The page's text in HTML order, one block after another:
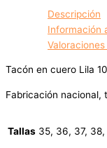
Descripción
Información
Tacón en cuero Lila
Fabricación nacional,
Tallas 35, 36, 37,